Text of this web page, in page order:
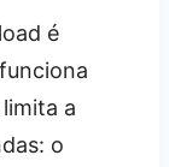
é
a
o